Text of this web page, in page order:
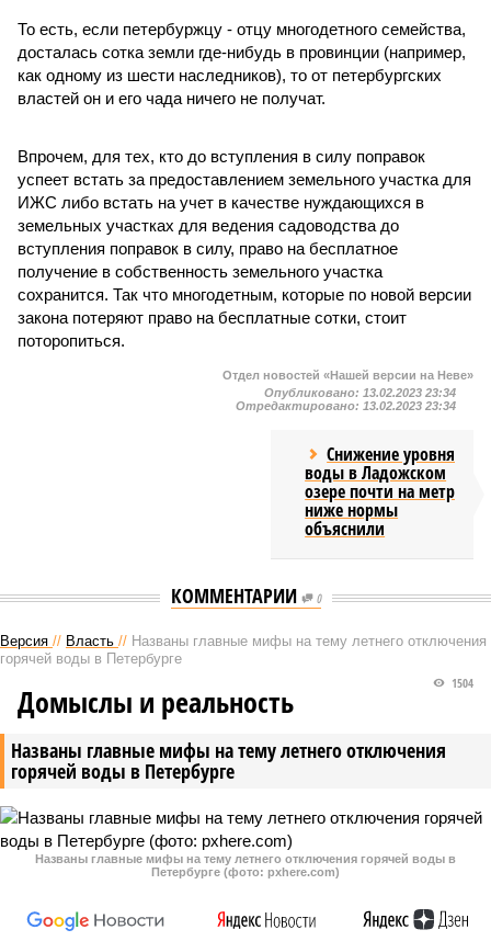
То есть, если петербуржцу - отцу многодетного семейства,
досталась сотка земли где-нибудь в провинции (например,
как одному из шести наследников), то от петербургских
властей он и его чада ничего не получат.
Впрочем, для тех, кто до вступления в силу поправок
успеет встать за предоставлением земельного участка для
ИЖС либо встать на учет в качестве нуждающихся в
земельных участках для ведения садоводства до
вступления поправок в силу, право на бесплатное
получение в собственность земельного участка
сохранится. Так что многодетным, которые по новой версии
закона потеряют право на бесплатные сотки, стоит
поторопиться.
Отдел новостей «Нашей версии на Неве»
Опубликовано: 13.02.2023 23:34
Отредактировано: 13.02.2023 23:34
Снижение уровня
воды в Ладожском
озере почти на метр
ниже нормы
объяснили
КОММЕНТАРИИ 0
Версия // Власть // Названы главные мифы на тему летнего отключения
горячей воды в Петербурге
Названы главные мифы на тему летнего отключения
горячей воды в Петербурге
1504
Домыслы и реальность
Названы главные мифы на тему летнего отключения горячей воды в
Петербурге (фото: pxhere.com)